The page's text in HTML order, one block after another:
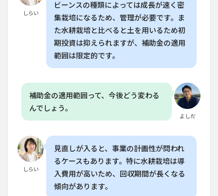
6.1
Q.
垂直
で育てる
ストロベ
リーはど
のくらい
の収穫量
6.2
Q.
垂直
gardening
育てる場
合、1層
に何株植
えられま
すか？
Q.
しらい
ビーンスの種類によっては成長が速く密
集栽培になるため、管理が必要です。ま
た水耕栽培と比べると土を用いるため初
期投資は抑えられますが、補助金の適用
範囲は限定的です。
よしだ
補助金の適用範囲って、今後どう変わる
んでしょう。
しらい
見直しが入ると、事業の計画性が問われ
るケースもあります。特に水耕栽培は導
入費用が高いため、回収期間が長くなる
傾向があります。